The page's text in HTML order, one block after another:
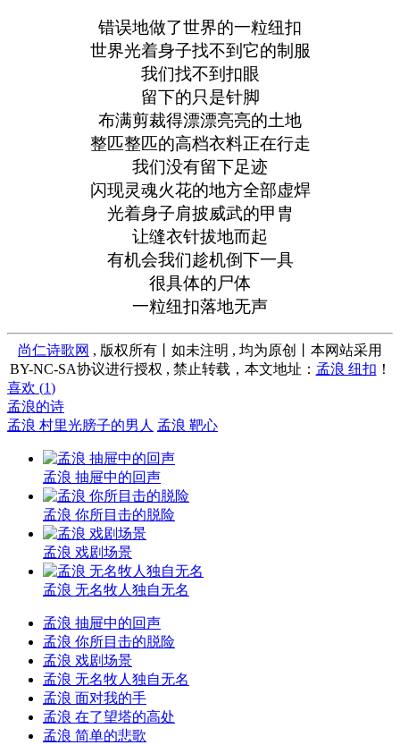
错误地做了世界的一粒纽扣
世界光着身子找不到它的制服
我们找不到扣眼
留下的只是针脚
布满剪裁得漂漂亮亮的土地
整匹整匹的高档衣料正在行走
我们没有留下足迹
闪现灵魂火花的地方全部虚焊
光着身子肩披威武的甲胄
让缝衣针拔地而起
有机会我们趁机倒下一具
很具体的尸体
一粒纽扣落地无声
尚仁诗歌网 , 版权所有丨如未注明 , 均为原创丨本网站采用
BY-NC-SA协议进行授权 , 禁止转载，本文地址： 孟浪 纽扣 ！
喜欢 (1)
孟浪的诗
孟浪 村里光膀子的男人 孟浪 靶心
孟浪 抽屉中的回声
孟浪 你所目击的脱险
孟浪 戏剧场景
孟浪 无名牧人独自无名
孟浪 抽屉中的回声
孟浪 你所目击的脱险
孟浪 戏剧场景
孟浪 无名牧人独自无名
孟浪 面对我的手
孟浪 在了望塔的高处
孟浪 简单的悲歌